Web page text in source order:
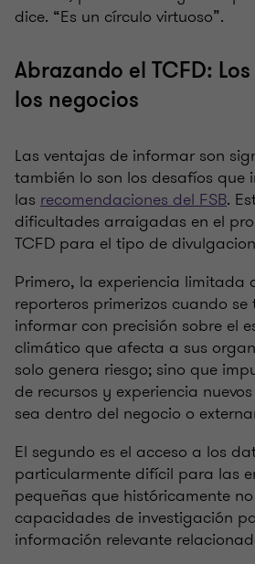
dice. “Es un círculo virtuoso”.
Abrazando el TCFD:
los negocios
Las ventajas de informar son
también lo son los desafíos que
las recomendaciones del FSB.
dificultades arraigadas en el
TCFD para el tipo de
Primero, la experiencia limitada
reporteros primerizos cuando
informar con precisión sobre el
climático que afecta a sus
solo genera riesgo; sino que
de recursos y experiencia
sea dentro del negocio o
El segundo es el acceso a los
particularmente difícil para las
pequeñas que históricamente
capacidades de investigación
información relevante